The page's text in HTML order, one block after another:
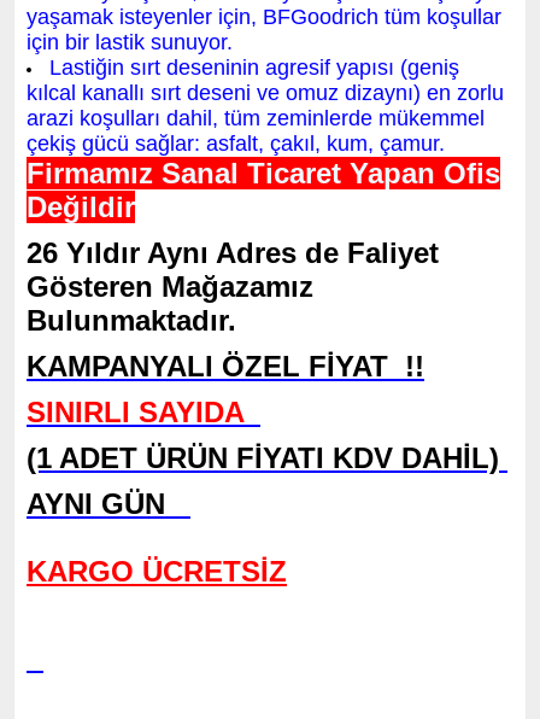
yaşamak isteyenler için, BFGoodrich tüm koşullar
için bir lastik sunuyor.
Lastiğin sırt deseninin agresif yapısı (geniş
kılcal kanallı sırt deseni ve omuz dizaynı) en zorlu
arazi koşulları dahil, tüm zeminlerde mükemmel
çekiş gücü sağlar: asfalt, çakıl, kum, çamur.
Firmamız Sanal Ticaret Yapan Ofis
Değildir
26 Yıldır Aynı Adres de Faliyet
Gösteren Mağazamız
Bulunmaktadır.
KAMPANYALI ÖZEL FİYAT !!
SINIRLI SAYIDA
(1 ADET ÜRÜN FİYATI KDV DAHİL)
AYNI GÜN
KARGO ÜCRETSİZ